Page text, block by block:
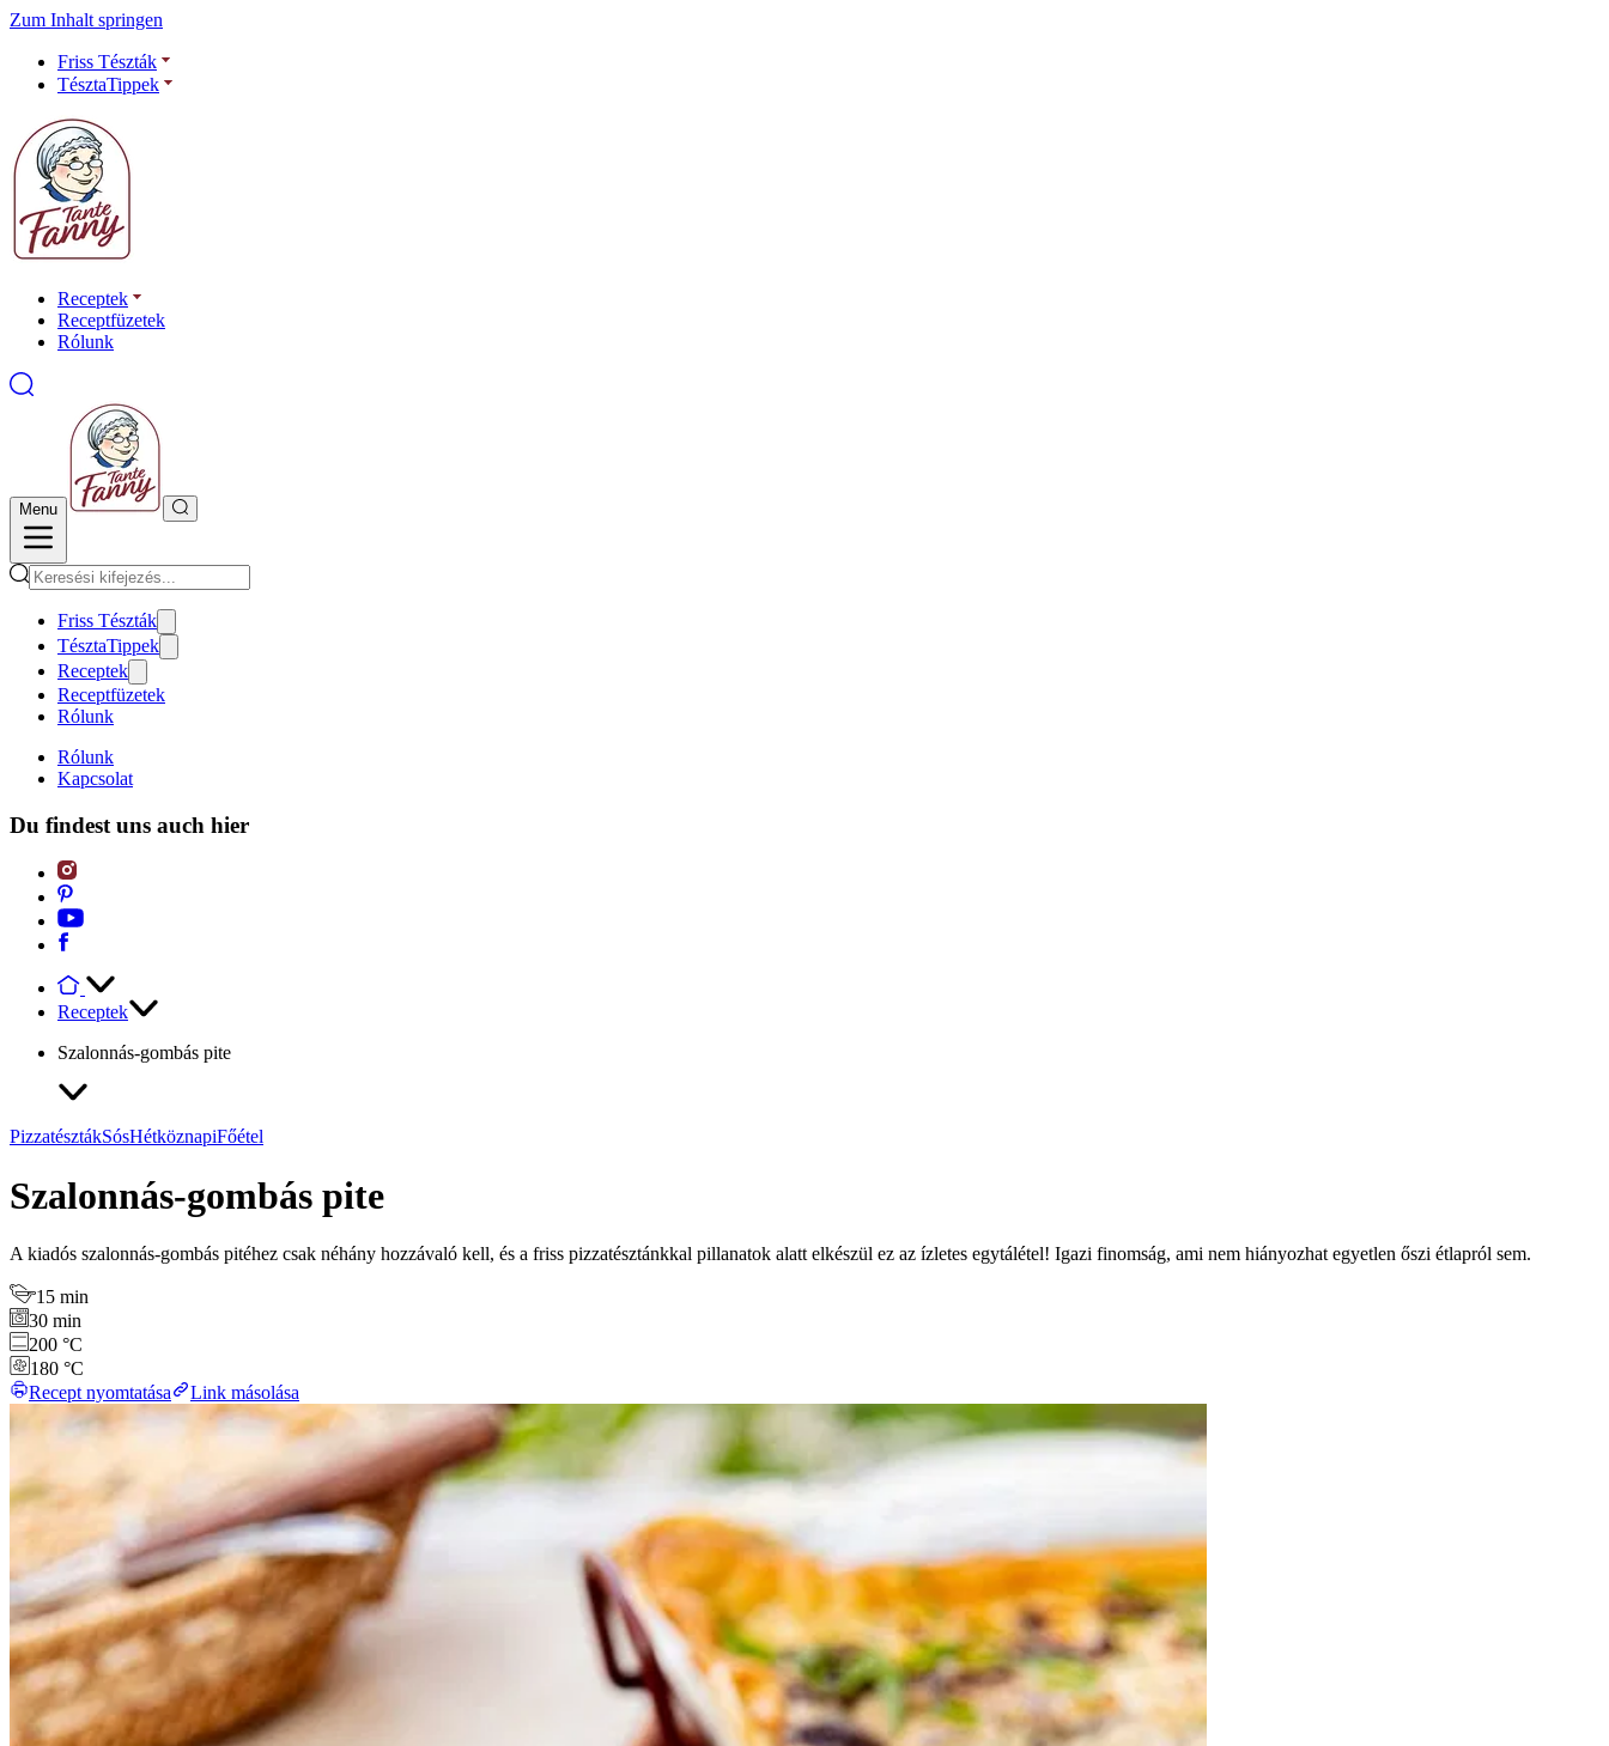
Zum Inhalt springen
Friss Tészták
TésztaTippek
Receptek
Receptfüzetek
Rólunk
Menu
Friss Tészták
TésztaTippek
Receptek
Receptfüzetek
Rólunk
Rólunk
Kapcsolat
Du findest uns auch hier
Receptek
Szalonnás-gombás pite
PizzatésztákSósHétköznapiFőétel
Szalonnás-gombás pite
A kiadós szalonnás-gombás pitéhez csak néhány hozzávaló kell, és a friss pizzatésztánkkal pillanatok alatt elkészül ez az ízletes egytálétel! Igazi finomság, ami nem hiányozhat egyetlen őszi étlapról sem.
15 min
30 min
200 °C
180 °C
Recept nyomtatása
Link másolása